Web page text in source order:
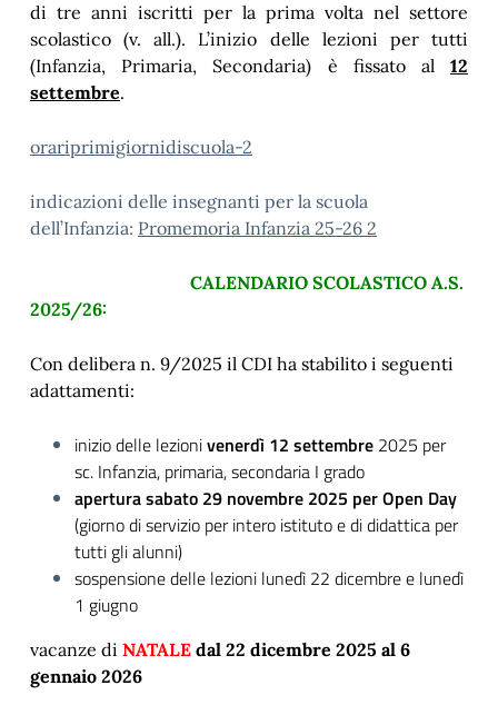
di tre anni iscritti per la prima volta nel settore
scolastico (v. all.). L’inizio delle lezioni per tutti
(Infanzia, Primaria, Secondaria) è fissato al 12
settembre.
orariprimigiornidiscuola-2
indicazioni delle insegnanti per la scuola
dell’Infanzia: Promemoria Infanzia 25-26 2
CALENDARIO SCOLASTICO A.S.
2025/26:
Con delibera n. 9/2025 il CDI ha stabilito i seguenti
adattamenti:
inizio delle lezionivenerdì 12 settembre 2025 per
sc. Infanzia, primaria, secondaria I grado
apertura sabato 29 novembre 2025 per Open Day
(giorno di servizio per intero istituto e di didattica per
tutti gli alunni)
sospensione delle lezioni lunedì 22 dicembre e lunedì
1 giugno
vacanze di NATALE dal 22 dicembre 2025 al 6
gennaio 2026